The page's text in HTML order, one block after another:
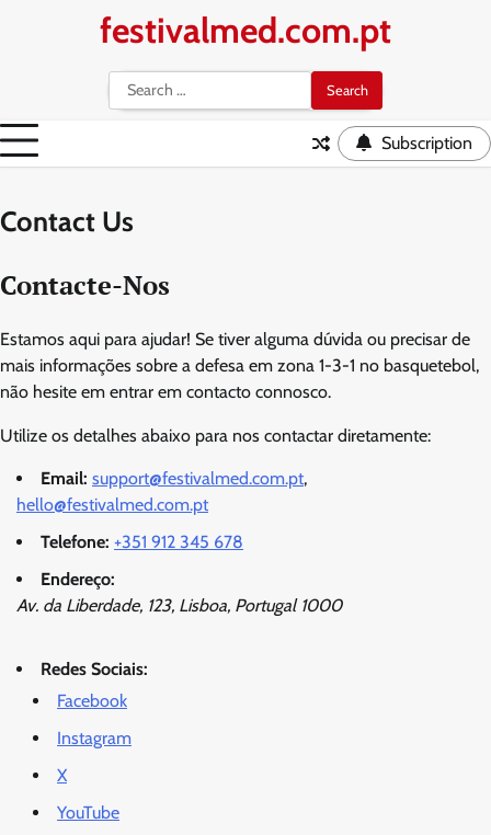
festivalmed.com.pt
Search
for:
Subscription
Contact Us
Contacte-Nos
Estamos aqui para ajudar! Se tiver alguma dúvida ou precisar de
mais informações sobre a defesa em zona 1-3-1 no basquetebol,
não hesite em entrar em contacto connosco.
Utilize os detalhes abaixo para nos contactar diretamente:
Email: support@festivalmed.com.pt,
hello@festivalmed.com.pt
Telefone: +351 912 345 678
Endereço:
Av. da Liberdade, 123, Lisboa, Portugal 1000
Redes Sociais:
Facebook
Instagram
X
YouTube